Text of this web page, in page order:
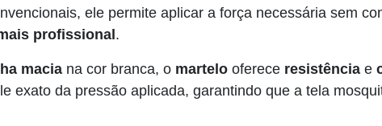
ele permite aplicar a força necessária sem
profissional .
macia na cor branca, o martelo oferece resistência e
exato da pressão aplicada, garantindo que a tela